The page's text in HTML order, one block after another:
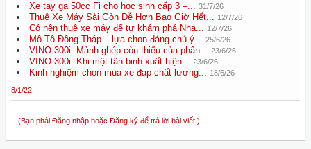
Xe tay ga 50cc Fi cho học sinh cấp 3 –... 31/7/26
Thuê Xe Máy Sài Gòn Dễ Hơn Bao Giờ Hết... 12/7/26
Có nên thuê xe máy để tự khám phá Nha... 12/7/26
Mô Tô Đồng Tháp – lựa chọn đáng chú ý... 25/6/26
VINO 300i: Mảnh ghép còn thiếu của phân... 23/6/26
VINO 300i: Khi một tân binh xuất hiện... 23/6/26
Kinh nghiệm chọn mua xe đạp chất lượng... 18/6/26
8/1/22
(Bạn phải Đăng nhập hoặc Đăng ký để trả lời bài viết.)